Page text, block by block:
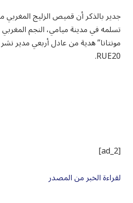
جدير بالذكر أن قميص الزليج المغربي
تسلمه في مدينة ميامي، النجم
مونتانا” هدية من عادل أربعي مدير
RUE20.
[ad_2]
لقراءة الخبر من المصدر